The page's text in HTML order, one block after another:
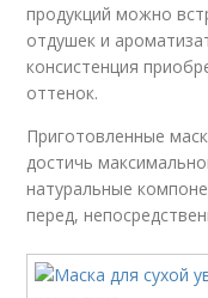
продукций можно
отдушек и
консистенция
оттенок.
Приготовленные
достичь
натуральные
перед,